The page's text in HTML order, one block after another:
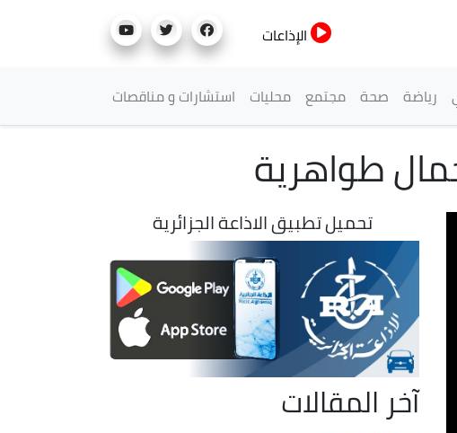
الإذاعات
رياضة صحة مجتمع محليات استشارات و مناقصات
طواهرية
تحميل تطبيق الاذاعة الجزائرية
آخر المقالات